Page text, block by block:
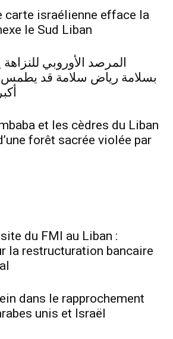
carte israélienne efface la
le Sud Liban
المرصد الأوروبي
بسلامة رياض سلامة قد يطمس
et les cèdres du Liban
forêt sacrée violée par
du FMI au Liban :
la restructuration bancaire
dans le rapprochement
unis et Israël